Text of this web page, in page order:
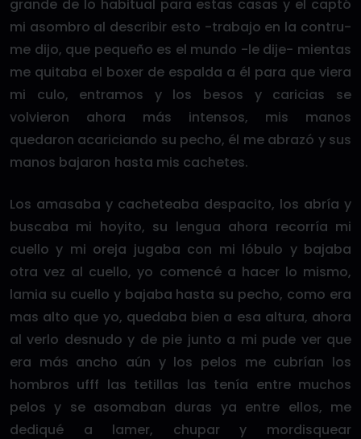
grande de lo habitual para estas casas y el captó
mi asombro al describir esto -trabajo en la contru-
me dijo, que pequeño es el mundo -le dije- mientas
me quitaba el boxer de espalda a él para que viera
mi culo, entramos y los besos y caricias se
volvieron ahora más intensos, mis manos
quedaron acariciando su pecho, él me abrazó y sus
manos bajaron hasta mis cachetes.
Los amasaba y cacheteaba despacito, los abría y
buscaba mi hoyito, su lengua ahora recorría mi
cuello y mi oreja jugaba con mi lóbulo y bajaba
otra vez al cuello, yo comencé a hacer lo mismo,
lamia su cuello y bajaba hasta su pecho, como era
mas alto que yo, quedaba bien a esa altura, ahora
al verlo desnudo y de pie junto a mi pude ver que
era más ancho aún y los pelos me cubrían los
hombros ufff las tetillas las tenía entre muchos
pelos y se asomaban duras ya entre ellos, me
dediqué a lamer, chupar y mordisquear